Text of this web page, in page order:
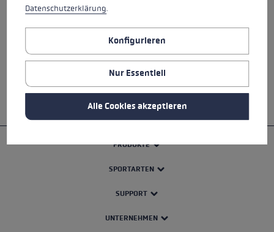
ALLE EIGENSCHAFTEN
SICHERHEITSHINWEISE
PRODUKTE
SPORTARTEN
SUPPORT
UNTERNEHMEN
Datenschutzerklärung.
Konfigurieren
Nur Essentiell
Alle Cookies akzeptieren